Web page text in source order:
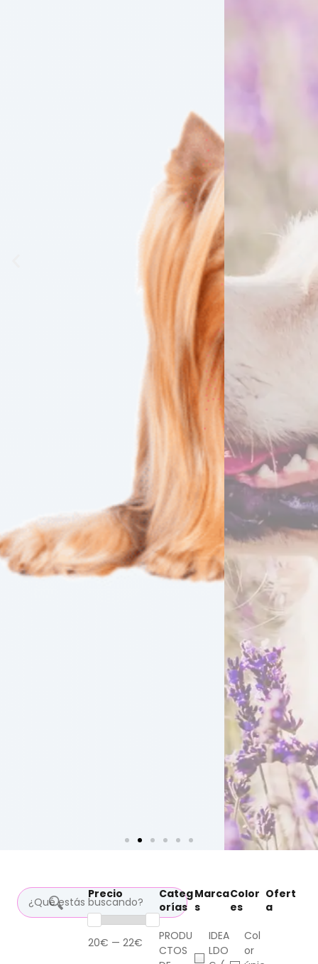
Echa un vistazo a nuestras ultimas ofertas
Precio
20€ — 22€
Categ
orías
PRODU
CTOS
Marca
s
IDEA
LDO
Color
es
Col
or
Ofert
a